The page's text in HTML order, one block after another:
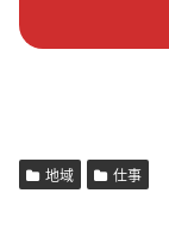
地域 仕事